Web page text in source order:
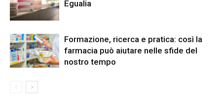
Egualia
Formazione, ricerca e pratica: così la
farmacia può aiutare nelle sfide del
nostro tempo